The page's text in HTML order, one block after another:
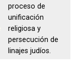
proceso de
unificación
religiosa y
persecución de
linajes judíos.